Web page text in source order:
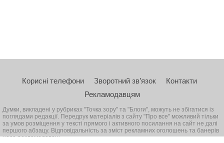
Корисні телефони Зворотний зв’язок
Контакти
Рекламодавцям
Думки, викладені у рубриках "Точка зору" та "Блоги", можуть не збігатися із
поглядами редакції. Передрук матеріалів з сайту "Про все" можливий тільки
за умов розміщення у тексті прямого і активного посилання на сайт не далі
першого абзацу. Відповідальність за зміст рекламних оголошень та банерів
несе рекламодавець